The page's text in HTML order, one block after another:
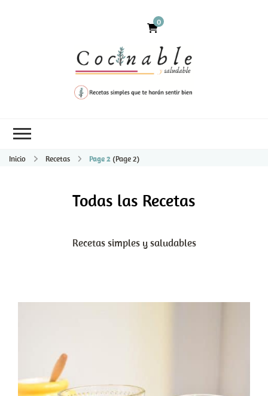
0
Inicio Recetas Page 2 (Page 2)
Todas las Recetas
Recetas simples y saludables